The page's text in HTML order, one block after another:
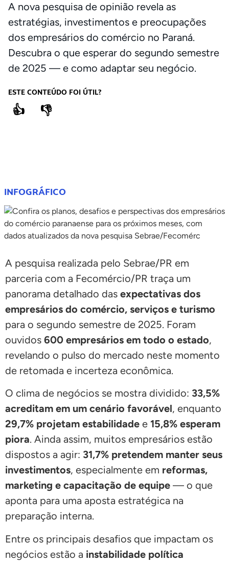
A nova pesquisa de opinião revela as
estratégias, investimentos e preocupações
dos empresários do comércio no Paraná.
Descubra o que esperar do segundo semestre
de 2025 — e como adaptar seu negócio.
ESTE CONTEÚDO FOI ÚTIL?
👍 👎
INFOGRÁFICO
A pesquisa realizada pelo Sebrae/PR em
parceria com a Fecomércio/PR traça um
panorama detalhado das expectativas dos
empresários do comércio, serviços e turismo
para o segundo semestre de 2025. Foram
ouvidos 600 empresários em todo o estado,
revelando o pulso do mercado neste momento
de retomada e incerteza econômica.
O clima de negócios se mostra dividido: 33,5%
acreditam em um cenário favorável, enquanto
29,7% projetam estabilidade e 15,8% esperam
piora. Ainda assim, muitos empresários estão
dispostos a agir: 31,7% pretendem manter seus
investimentos, especialmente em reformas,
marketing e capacitação de equipe — o que
aponta para uma aposta estratégica na
preparação interna.
Entre os principais desafios que impactam os
negócios estão a instabilidade política